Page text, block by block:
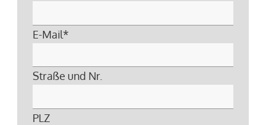
E-Mail*
Straße und Nr.
PLZ